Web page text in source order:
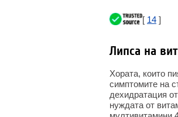
[ 14 ]
Липса на
Хората, които
симптомите на
дехидратация
нуждата от